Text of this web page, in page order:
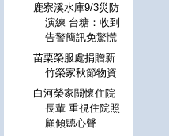
鹿寮溪水庫9/3災防
演練 台糖：收到
告警簡訊免驚慌
苗栗榮服處捐贈新
竹榮家秋節物資
白河榮家關懷住院
長輩 重視住院照
顧傾聽心聲